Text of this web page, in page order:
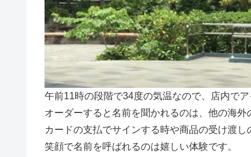
午前11時の段階で34度の気温なので、店内で
オーダーすると名前を聞かれるのは、他の海外
カードの支払でサインする時や商品の受け渡し
笑顔で名前を呼ばれるのは嬉しい体験です。